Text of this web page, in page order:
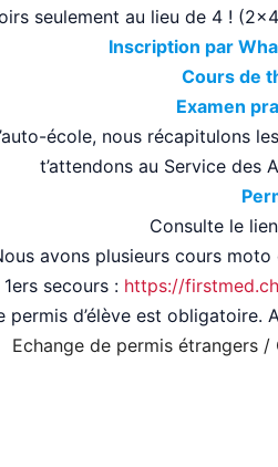
seulement au lieu de 4 !
Inscription par
Cours de
Examen
école, nous récapitulons
t’attendons au Service des
Consulte le
avons plusieurs cours
secours : https://
permis d’élève est obligatoire.
Echange de permis étrangers